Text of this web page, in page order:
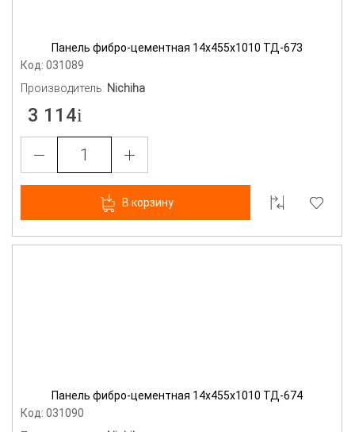
Панель фибро-цементная 14х455х1010 ТД-673
Код: 031089
Производитель: Nichiha
3 114
В корзину
Панель фибро-цементная 14х455х1010 ТД-674
Код: 031090